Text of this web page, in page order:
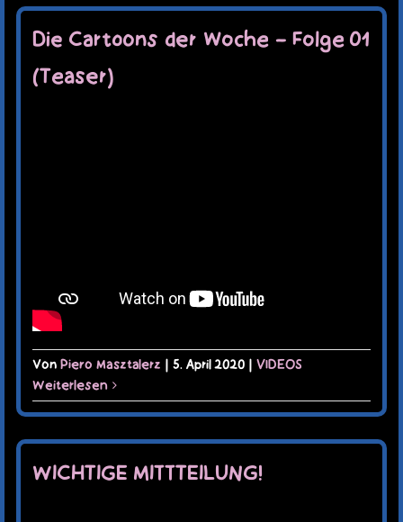
Die Cartoons der Woche – Folge 01
(Teaser)
Von Piero Masztalerz | 5. April 2020 | VIDEOS
Weiterlesen
WICHTIGE MITTTEILUNG!